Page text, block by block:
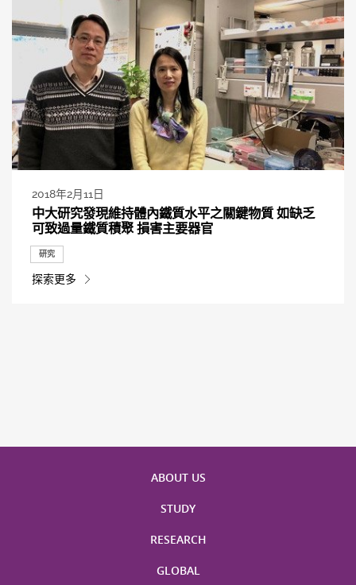
2018年2月11日
中大研究發現維持體內鐵質水平之關鍵物質 如缺乏
可致過量鐵質積聚 損害主要器官
研究
探索更多
ABOUT US
STUDY
RESEARCH
GLOBAL